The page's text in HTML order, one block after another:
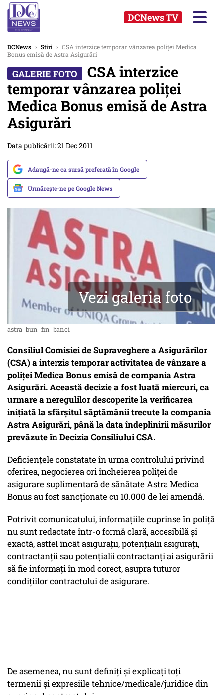
DCNews TV
DCNews › Stiri › CSA interzice temporar vânzarea poliței Medica
Bonus emisă de Astra Asigurări
CSA interzice
temporar vânzarea poliței
Medica Bonus emisă de Astra
Asigurări
Data publicării: 21 Dec 2011
Adaugă-ne ca sursă preferată în Google
Urmărește-ne pe Google News
Vezi galeria foto
astra_bun_fin_banci
Consiliul Comisiei de Supraveghere a Asigurărilor
(CSA) a interzis temporar activitatea de vânzare a
poliţei Medica Bonus emisă de compania Astra
Asigurări. Această decizie a fost luată miercuri, ca
urmare a neregulilor descoperite la verificarea
inițiată la sfârșitul săptămânii trecute la compania
Astra Asigurări, până la data îndeplinirii măsurilor
prevăzute în Decizia Consiliului CSA.
Deficiențele constatate în urma controlului privind
oferirea, negocierea ori încheierea poliței de
asigurare suplimentară de sănătate Astra Medica
Bonus au fost sancționate cu 10.000 de lei amendă.
Potrivit comunicatului, informaţiile cuprinse în poliţă
nu sunt redactate într-o formă clară, accesibilă şi
exactă, astfel încât asiguraţii, potenţialii asiguraţi,
contractanţii sau potenţialii contractanţi ai asigurării
să fie informaţi în mod corect, asupra tuturor
condiţiilor contractului de asigurare.
De asemenea, nu sunt definiţi şi explicaţi toţi
termenii şi expresiile tehnice/medicale/juridice din